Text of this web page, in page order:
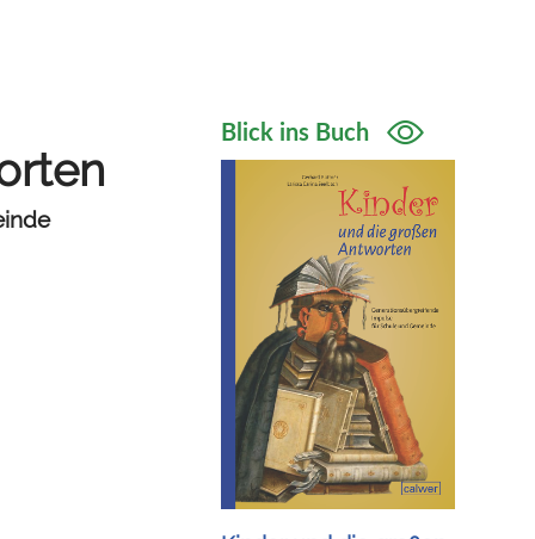
Blick ins Buch